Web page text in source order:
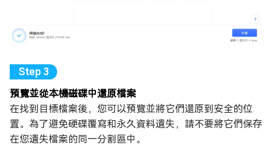
預覽並從本機磁碟中還原檔案
在找到目標檔案後，您可以預覽並將它們還原到安全的位
置。為了避免硬碟覆寫和永久資料遺失，請不要將它們保存
在您遺失檔案的同一分割區中。